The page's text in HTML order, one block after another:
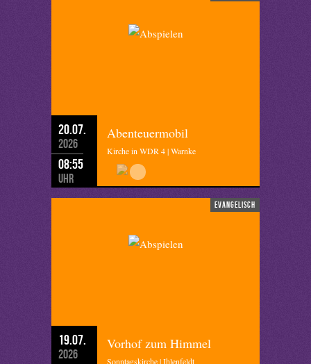
20.07.
2026
08:55
Uhr
Abenteuermobil
Kirche in WDR 4 | Warnke
evangelisch
19.07.
2026
Vorhof zum Himmel
Sonntagskirche | Ihlenfeldt